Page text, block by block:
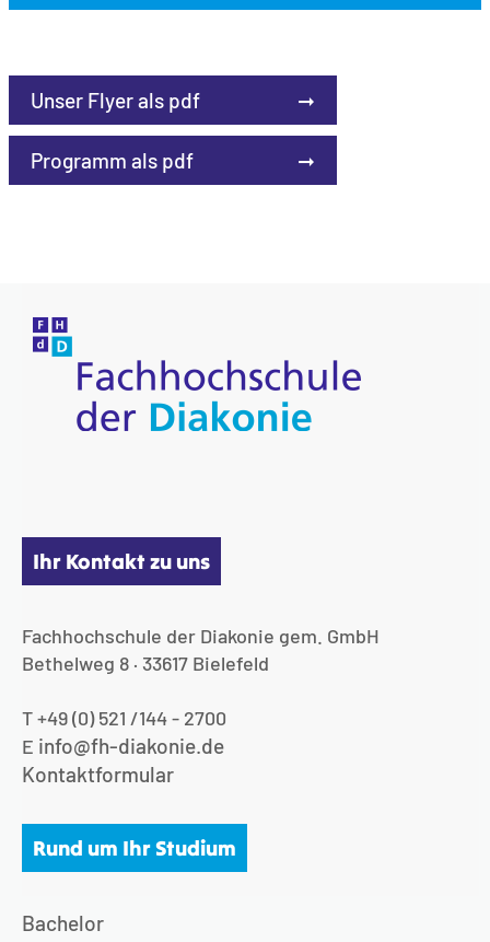
Unser Flyer als pdf ➞
Programm als pdf ➞
Ihr Kontakt zu uns
Fachhochschule der Diakonie gem. GmbH
Bethelweg 8 · 33617 Bielefeld
T +49 (0) 521 /144 - 2700
E info@fh-diakonie.de
Kontaktformular
Rund um Ihr Studium
Bachelor